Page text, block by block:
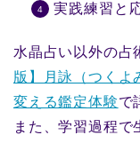
実践練習と
水晶占い以外の占
版】月詠（つくよ
変える鑑定体験で
また、学習過程で